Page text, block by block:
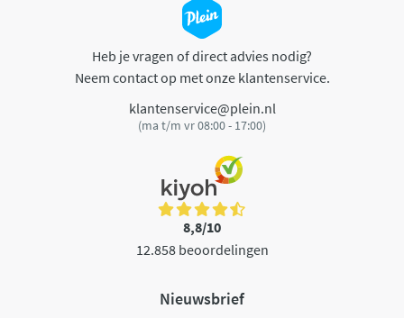
Heb je vragen of direct advies nodig?
Neem contact op met onze klantenservice.
klantenservice@plein.nl
(ma t/m vr 08:00 - 17:00)
8,8/10
12.858 beoordelingen
Nieuwsbrief